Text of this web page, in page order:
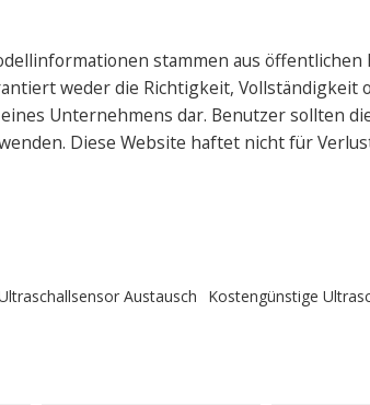
stammen aus
weder die Richtigkeit,
Unternehmens dar. Benutzer sollten
Diese Website haftet nicht für
Austausch Kostengünstige